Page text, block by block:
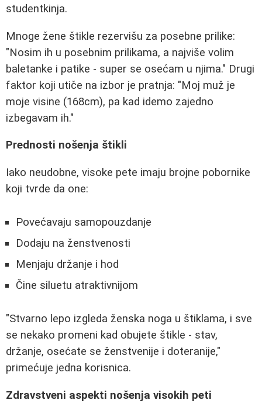
studentkinja.
Mnoge žene štikle rezervišu za posebne prilike:
"Nosim ih u posebnim prilikama, a najviše volim
baletanke i patike - super se osećam u njima." Drugi
faktor koji utiče na izbor je pratnja: "Moj muž je
moje visine (168cm), pa kad idemo zajedno
izbegavam ih."
Prednosti nošenja štikli
Iako neudobne, visoke pete imaju brojne pobornike
koji tvrde da one:
Povećavaju samopouzdanje
Dodaju na ženstvenosti
Menjaju držanje i hod
Čine siluetu atraktivnijom
"Stvarno lepo izgleda ženska noga u štiklama, i sve
se nekako promeni kad obujete štikle - stav,
držanje, osećate se ženstvenije i doteranije,"
primećuje jedna korisnica.
Zdravstveni aspekti nošenja visokih peti